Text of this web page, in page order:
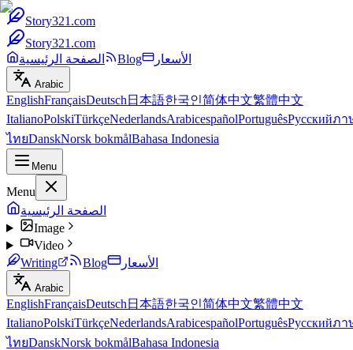
Story321.com
Story321.com
الصفحة الرئيسية
Blog الأسعار
Arabic
EnglishFrançaisDeutsch 日本語한국인简体中文繁體中文
ItalianoPolskiTürkçeNederlandsArabicespañolPortuguêsРусскийภา
ไทยDanskNorsk bokmålBahasa Indonesia
Menu
Menu
الصفحة الرئيسية
Image
Video
Writing
Blog الأسعار
Arabic
EnglishFrançaisDeutsch 日本語한국인简体中文繁體中文
ItalianoPolskiTürkçeNederlandsArabicespañolPortuguêsРусскийภา
ไทยDanskNorsk bokmålBahasa Indonesia